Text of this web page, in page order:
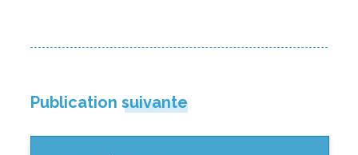
Publication suivante